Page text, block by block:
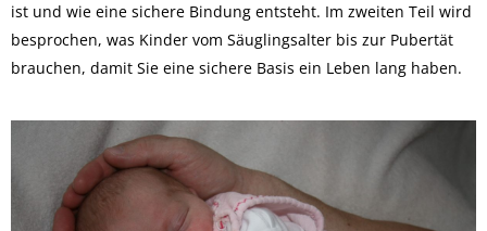
ist und wie eine sichere Bindung entsteht. Im zweiten Teil wird
besprochen, was Kinder vom Säuglingsalter bis zur Pubertät
brauchen, damit Sie eine sichere Basis ein Leben lang haben.